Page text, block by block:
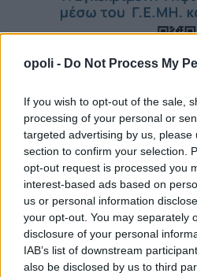
opoli - Do Not Process My
If you wish to opt-out of the sale,
processing of your personal or
targeted advertising by us, please
section to confirm your selection.
opt-out request is processed you
interest-based ads based on
us or personal information
your opt-out. You may separately
disclosure of your personal
IAB’s list of downstream
also be disclosed by us to third